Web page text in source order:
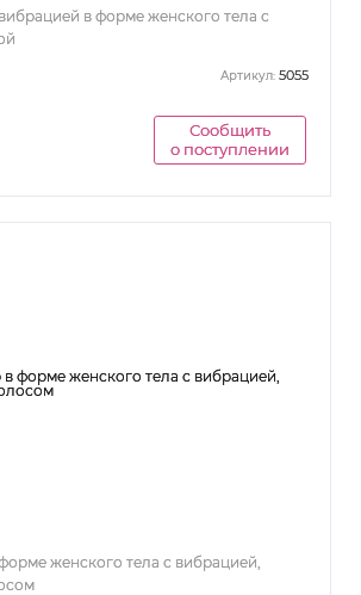
в форме женского тела с
Артикул: 5055
Сообщить
о поступлении
женского тела с вибрацией,